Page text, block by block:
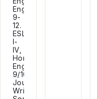
English
9-
12.
ESL
I-
IV,
Honors
English
9/10/11,
Journalism,
Writers